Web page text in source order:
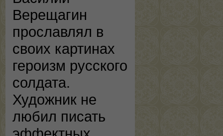
Верещагин
прославлял в
своих картинах
героизм русского
солдата.
Художник не
любил писать